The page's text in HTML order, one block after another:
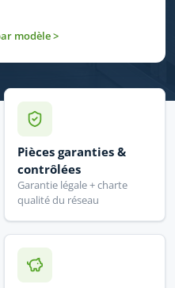
modèle >
Pièces garanties &
contrôlées
Garantie légale + charte
qualité du réseau